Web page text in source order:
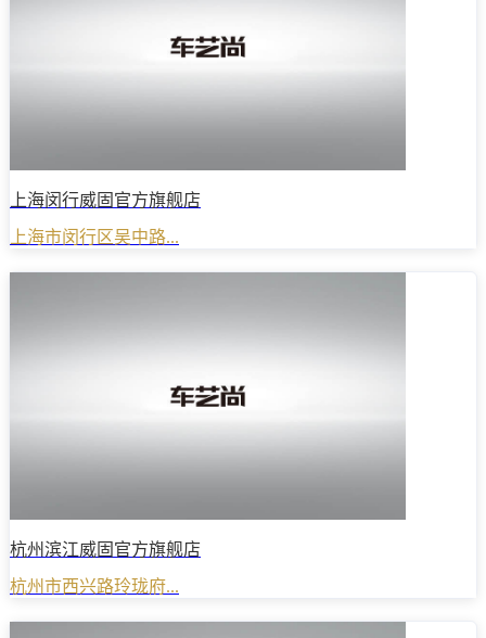
上海闵行威固官方旗舰店
上海市闵行区吴中路...
杭州滨江威固官方旗舰店
杭州市西兴路玲珑府...